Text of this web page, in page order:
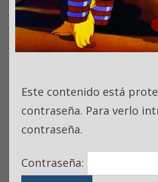
Este contenido está
contraseña. Para verlo
contraseña.
Contraseña: